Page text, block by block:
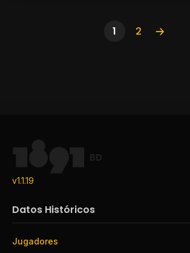
1 2
BD
v1.1.19
Datos Históricos
Jugadores